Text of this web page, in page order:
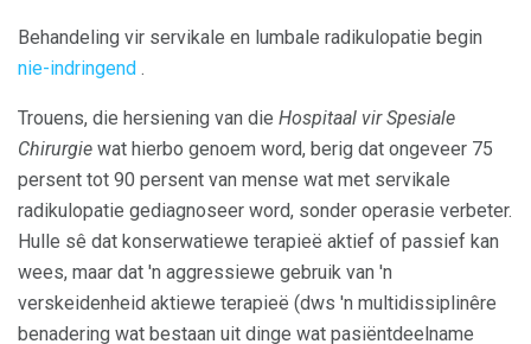
Behandeling vir servikale en lumbale radikulopatie begin
nie-indringend .
Trouens, die hersiening van die Hospitaal vir Spesiale
Chirurgie wat hierbo genoem word, berig dat ongeveer 75
persent tot 90 persent van mense wat met servikale
radikulopatie gediagnoseer word, sonder operasie verbeter.
Hulle sê dat konserwatiewe terapieë aktief of passief kan
wees, maar dat 'n aggressiewe gebruik van 'n
verskeidenheid aktiewe terapieë (dws 'n multidissiplinêre
benadering wat bestaan ​​uit dinge wat pasiëntdeelname